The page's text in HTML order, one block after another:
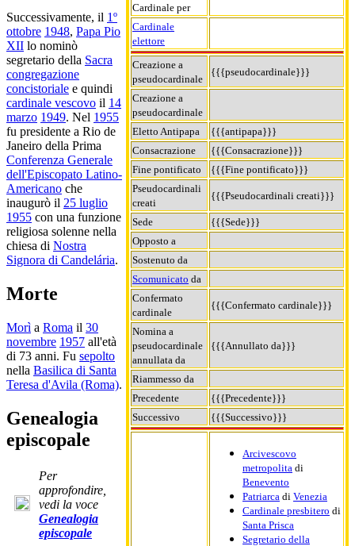
Cardinale per
Cardinale
elettore
Creazione a
pseudocardinale
{{{pseudocardinale}}}
Creazione a
pseudocardinale
Eletto Antipapa
{{{antipapa}}}
Consacrazione
{{{Consacrazione}}}
Fine pontificato
{{{Fine pontificato}}}
Pseudocardinali
creati
{{{Pseudocardinali creati}}}
Sede
{{{Sede}}}
Opposto a
Sostenuto da
Scomunicato da
Confermato
cardinale
{{{Confermato cardinale}}}
Nomina a
pseudocardinale
annullata da
{{{Annullato da}}}
Riammesso da
Precedente
{{{Precedente}}}
Successivo
{{{Successivo}}}
Arcivescovo
metropolita di
Benevento
Patriarca di Venezia
Cardinale presbitero di
Santa Prisca
Segretario della
Successivamente, il 1º
ottobre 1948, Papa Pio
XII lo nominò
segretario della Sacra
congregazione
concistoriale e quindi
cardinale vescovo il 14
marzo 1949. Nel 1955
fu presidente a Rio de
Janeiro della Prima
Conferenza Generale
dell'Episcopato Latino-
Americano che
inaugurò il 25 luglio
1955 con una funzione
religiosa solenne nella
chiesa di Nostra
Signora di Candelária.
Morte
Morì a Roma il 30
novembre 1957 all'età
di 73 anni. Fu sepolto
nella Basilica di Santa
Teresa d'Avila (Roma).
Genealogia
episcopale
Per
approfondire,
vedi la voce
Genealogia
episcopale